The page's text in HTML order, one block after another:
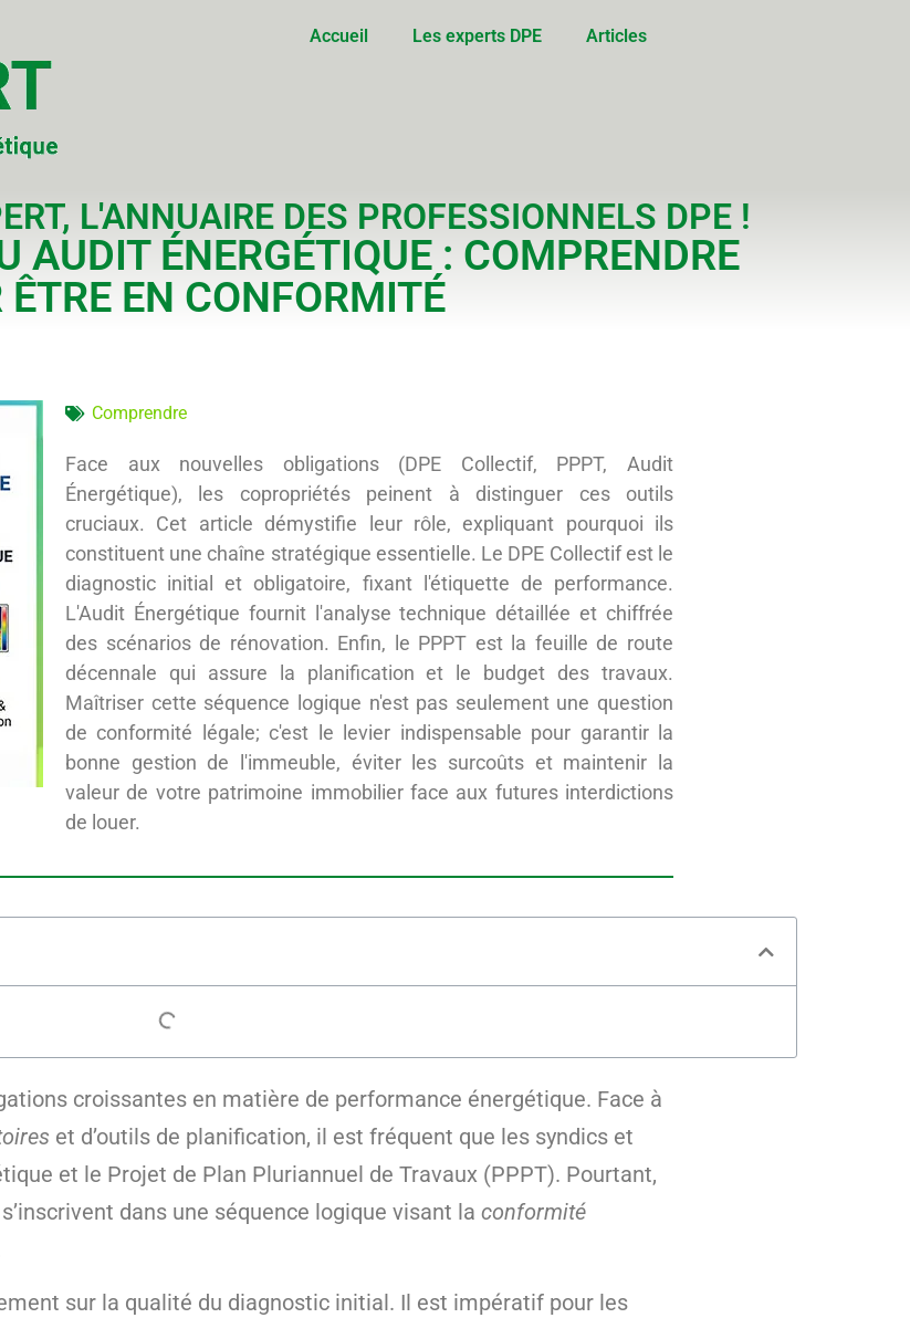
Accueil Les experts DPE Articles
L'ANNUAIRE DES PROFESSIONNELS DPE !
AUDIT ÉNERGÉTIQUE : COMPRENDRE
EN CONFORMITÉ
Comprendre
Face aux nouvelles obligations (DPE Collectif, PPPT, Audit
Énergétique), les copropriétés peinent à distinguer ces outils
cruciaux. Cet article démystifie leur rôle, expliquant pourquoi ils
constituent une chaîne stratégique essentielle. Le DPE Collectif est le
diagnostic initial et obligatoire, fixant l'étiquette de performance.
L'Audit Énergétique fournit l'analyse technique détaillée et chiffrée
des scénarios de rénovation. Enfin, le PPPT est la feuille de route
décennale qui assure la planification et le budget des travaux.
Maîtriser cette séquence logique n'est pas seulement une question
de conformité légale; c'est le levier indispensable pour garantir la
bonne gestion de l'immeuble, éviter les surcoûts et maintenir la
valeur de votre patrimoine immobilier face aux futures interdictions
de louer.
croissantes en matière de performance énergétique. Face à
et d’outils de planification, il est fréquent que les syndics et
et le Projet de Plan Pluriannuel de Travaux (PPPT). Pourtant,
dans une séquence logique visant la conformité
sur la qualité du diagnostic initial. Il est impératif pour les